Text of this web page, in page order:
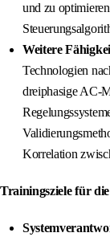
und zu
Weitere
Technologien
dreiphasige AC-
Korrelation
Trainingsziele für